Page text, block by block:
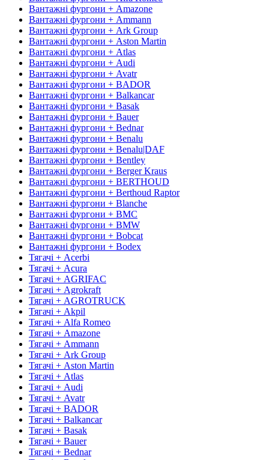
Вантажні фургони + Amazone
Вантажні фургони + Ammann
Вантажні фургони + Ark Group
Вантажні фургони + Aston Martin
Вантажні фургони + Atlas
Вантажні фургони + Audi
Вантажні фургони + Avatr
Вантажні фургони + BADOR
Вантажні фургони + Balkancar
Вантажні фургони + Basak
Вантажні фургони + Bauer
Вантажні фургони + Bednar
Вантажні фургони + Benalu
Вантажні фургони + Benalu|DAF
Вантажні фургони + Bentley
Вантажні фургони + Berger Kraus
Вантажні фургони + BERTHOUD
Вантажні фургони + Berthoud Raptor
Вантажні фургони + Blanche
Вантажні фургони + BMC
Вантажні фургони + BMW
Вантажні фургони + Bobcat
Вантажні фургони + Bodex
Тягачі + Acerbi
Тягачі + Acura
Тягачі + AGRIFAC
Тягачі + Agrokraft
Тягачі + AGROTRUCK
Тягачі + Akpil
Тягачі + Alfa Romeo
Тягачі + Amazone
Тягачі + Ammann
Тягачі + Ark Group
Тягачі + Aston Martin
Тягачі + Atlas
Тягачі + Audi
Тягачі + Avatr
Тягачі + BADOR
Тягачі + Balkancar
Тягачі + Basak
Тягачі + Bauer
Тягачі + Bednar